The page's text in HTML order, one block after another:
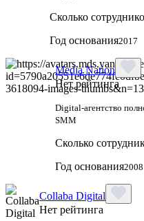
Сколько
Год основания2017
Media Nation
Нет рейтинга
Digital-агентство
SMM
Сколько
Год основания2008
Collaba Digital
Нет рейтинга